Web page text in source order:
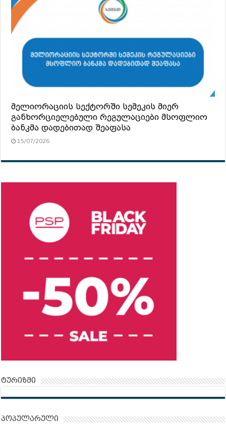
მელიორაციის სექტორში სემეკის მიერ
განხორციელებული რეგულაციები მსოფლიო
ბანკმა დადებითად შეაფასა
15/07/2026
ტურიზმი
პოპულარული